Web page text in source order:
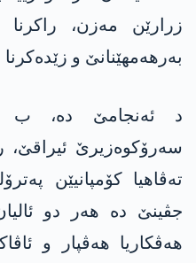
زرارێن مەزن،
بەرھەمھێنانێ و زێدەکرنا
د ئەنجامێ دە، ب
سەرۆکوەزیرێ ئیراقێ،
تەڤاھیا کۆمپانیێن
جڤینێ دە ھەر دو
ھەڤکاریا ھەڤپار و